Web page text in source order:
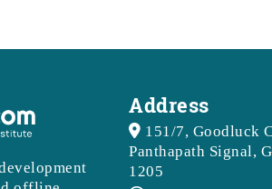
Address
151/7, Goodluck
Panthapath Signal,
1205